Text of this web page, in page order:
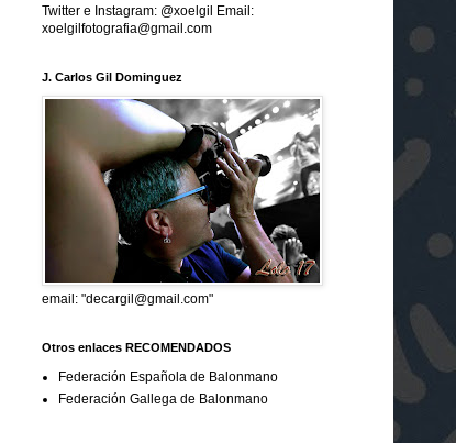
Twitter e Instagram: @xoelgil Email:
xoelgilfotografia@gmail.com
J. Carlos Gil Dominguez
email: "decargil@gmail.com"
Otros enlaces RECOMENDADOS
Federación Española de Balonmano
Federación Gallega de Balonmano